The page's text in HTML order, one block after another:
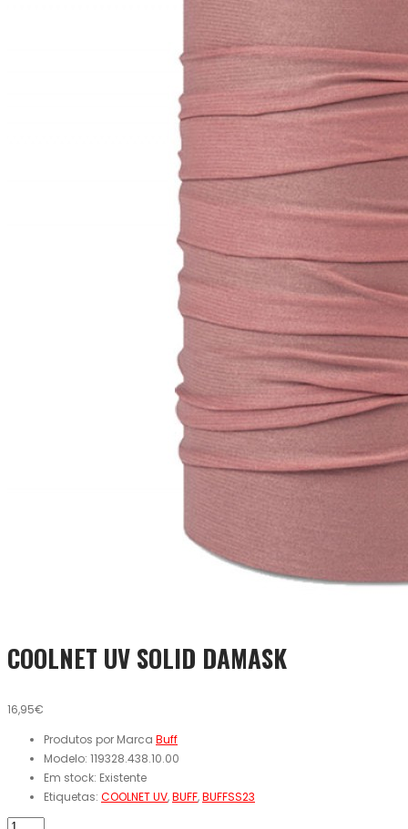
COOLNET UV SOLID DAMASK
16,95€
Produtos por Marca Buff
Modelo: 119328.438.10.00
Em stock: Existente
Etiquetas: COOLNET UV,BUFF,BUFFSS23